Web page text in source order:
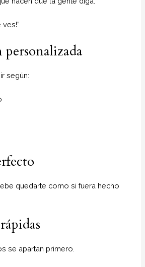
ves!”
según:
quedarte como si fuera hecho
se apartan primero.